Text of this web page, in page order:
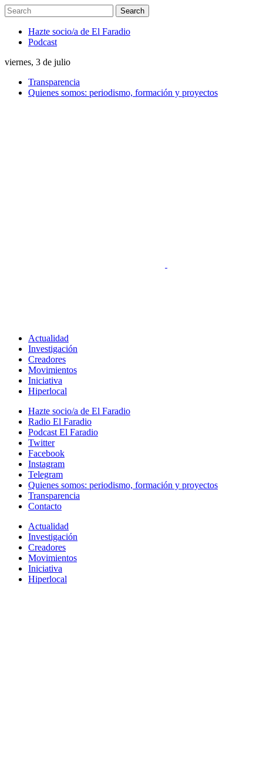
Hazte socio/a de El Faradio
Podcast
viernes, 3 de julio
Transparencia
Quienes somos: periodismo, formación y proyectos
Actualidad
Investigación
Creadores
Movimientos
Iniciativa
Hiperlocal
Hazte socio/a de El Faradio
Radio El Faradio
Podcast El Faradio
Twitter
Facebook
Instagram
Telegram
Quienes somos: periodismo, formación y proyectos
Transparencia
Contacto
Actualidad
Investigación
Creadores
Movimientos
Iniciativa
Hiperlocal